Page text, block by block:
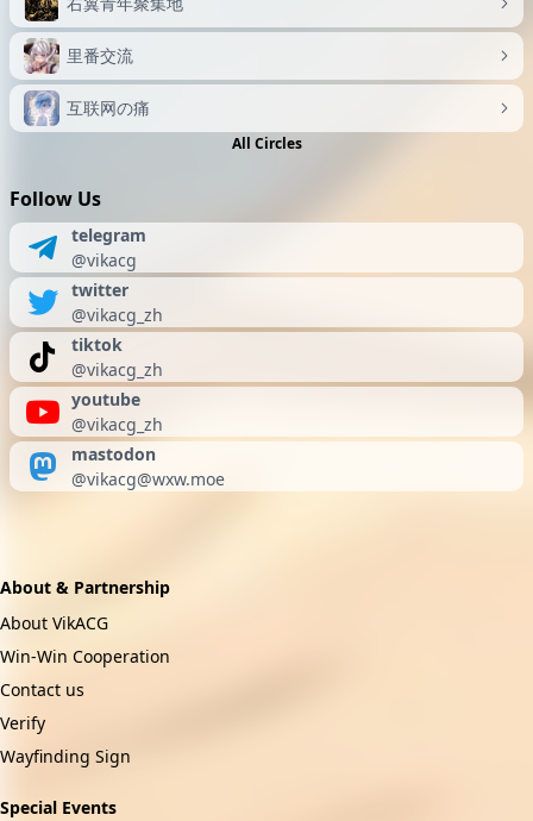
里番交流
互联网の痛
All Circles
Follow Us
telegram
@vikacg
twitter
@vikacg_zh
tiktok
@vikacg_zh
youtube
@vikacg_zh
mastodon
@vikacg@wxw.moe
About & Partnership
About VikACG
Win-Win Cooperation
Contact us
Verify
Wayfinding Sign
Special Events